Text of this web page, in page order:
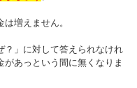
増えません。
？」に対して答えられなけれ
あっという間に無くなりま